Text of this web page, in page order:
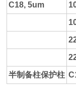
C18, 5um
半制备柱保护柱